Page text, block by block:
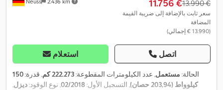
‏11.756 € ‏13.990 €
سعر ثابت بالإضافة إلى ضريبة القيمة
المضافة
(‏13.990 € إجمالي)
استعلام اتصل
الحالة: مستعمل, عدد الكيلومترات المقطوعة:222.273 كم , قدرة:150
كيلوواط (203,94 حصان)
, التسجيل الأول: 02/2018, نوع الوقود:ديزل,